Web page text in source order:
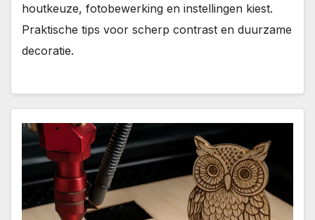
houtkeuze, fotobewerking en instellingen kiest.
Praktische tips voor scherp contrast en duurzame
decoratie.